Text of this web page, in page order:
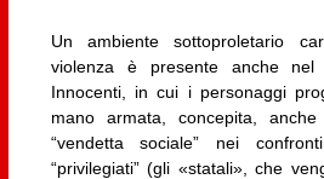
Un ambiente sottoproletario
violenza è presente anche nel
Innocenti, in cui i personaggi
mano armata, concepita,
“vendetta sociale” nei
“privilegiati” (gli «statali», che